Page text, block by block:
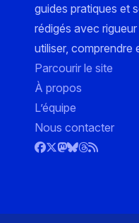
guides pratiques et
rédigés avec
utiliser, comprendre
Parcourir le site
À propos
L’équipe
Nous contacter